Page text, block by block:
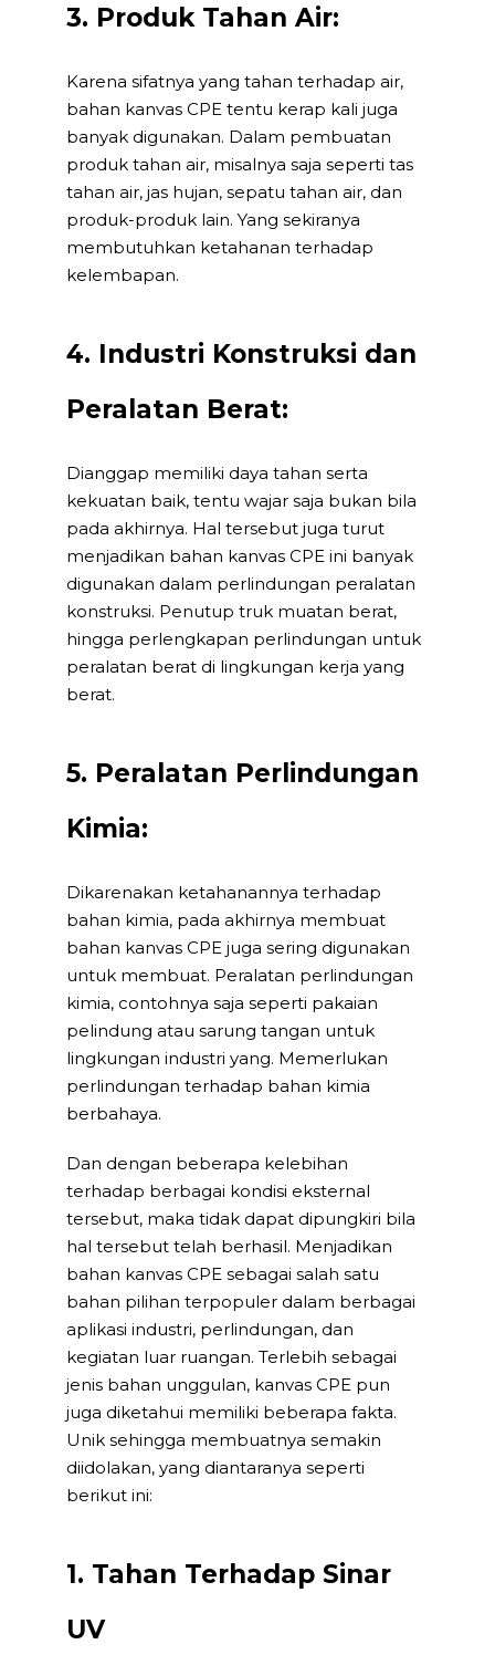
3. Produk Tahan Air:
Karena sifatnya yang tahan terhadap air,
bahan kanvas CPE tentu kerap kali juga
banyak digunakan. Dalam pembuatan
produk tahan air, misalnya saja seperti tas
tahan air, jas hujan, sepatu tahan air, dan
produk-produk lain. Yang sekiranya
membutuhkan ketahanan terhadap
kelembapan.
4. Industri Konstruksi dan
Peralatan Berat:
Dianggap memiliki daya tahan serta
kekuatan baik, tentu wajar saja bukan bila
pada akhirnya. Hal tersebut juga turut
menjadikan bahan kanvas CPE ini banyak
digunakan dalam perlindungan peralatan
konstruksi. Penutup truk muatan berat,
hingga perlengkapan perlindungan untuk
peralatan berat di lingkungan kerja yang
berat.
5. Peralatan Perlindungan
Kimia:
Dikarenakan ketahanannya terhadap
bahan kimia, pada akhirnya membuat
bahan kanvas CPE juga sering digunakan
untuk membuat. Peralatan perlindungan
kimia, contohnya saja seperti pakaian
pelindung atau sarung tangan untuk
lingkungan industri yang. Memerlukan
perlindungan terhadap bahan kimia
berbahaya.
Dan dengan beberapa kelebihan
terhadap berbagai kondisi eksternal
tersebut, maka tidak dapat dipungkiri bila
hal tersebut telah berhasil. Menjadikan
bahan kanvas CPE sebagai salah satu
bahan pilihan terpopuler dalam berbagai
aplikasi industri, perlindungan, dan
kegiatan luar ruangan. Terlebih sebagai
jenis bahan unggulan, kanvas CPE pun
juga diketahui memiliki beberapa fakta.
Unik sehingga membuatnya semakin
diidolakan, yang diantaranya seperti
berikut ini:
1. Tahan Terhadap Sinar
UV